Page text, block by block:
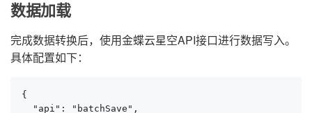
数据加载
完成数据转换后，使用金蝶云星空API接口进行数据写入。
具体配置如下：
{
  "api": "batchSave",